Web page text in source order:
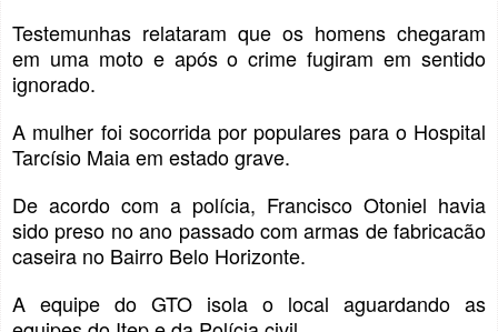
Testemunhas relataram que os homens chegaram
em uma moto e após o crime fugiram em sentido
ignorado.
A mulher foi socorrida por populares para o Hospital
Tarcísio Maia em estado grave.
De acordo com a polícia, Francisco Otoniel havia
sido preso no ano passado com armas de fabricacão
caseira no Bairro Belo Horizonte.
A equipe do GTO isola o local aguardando as